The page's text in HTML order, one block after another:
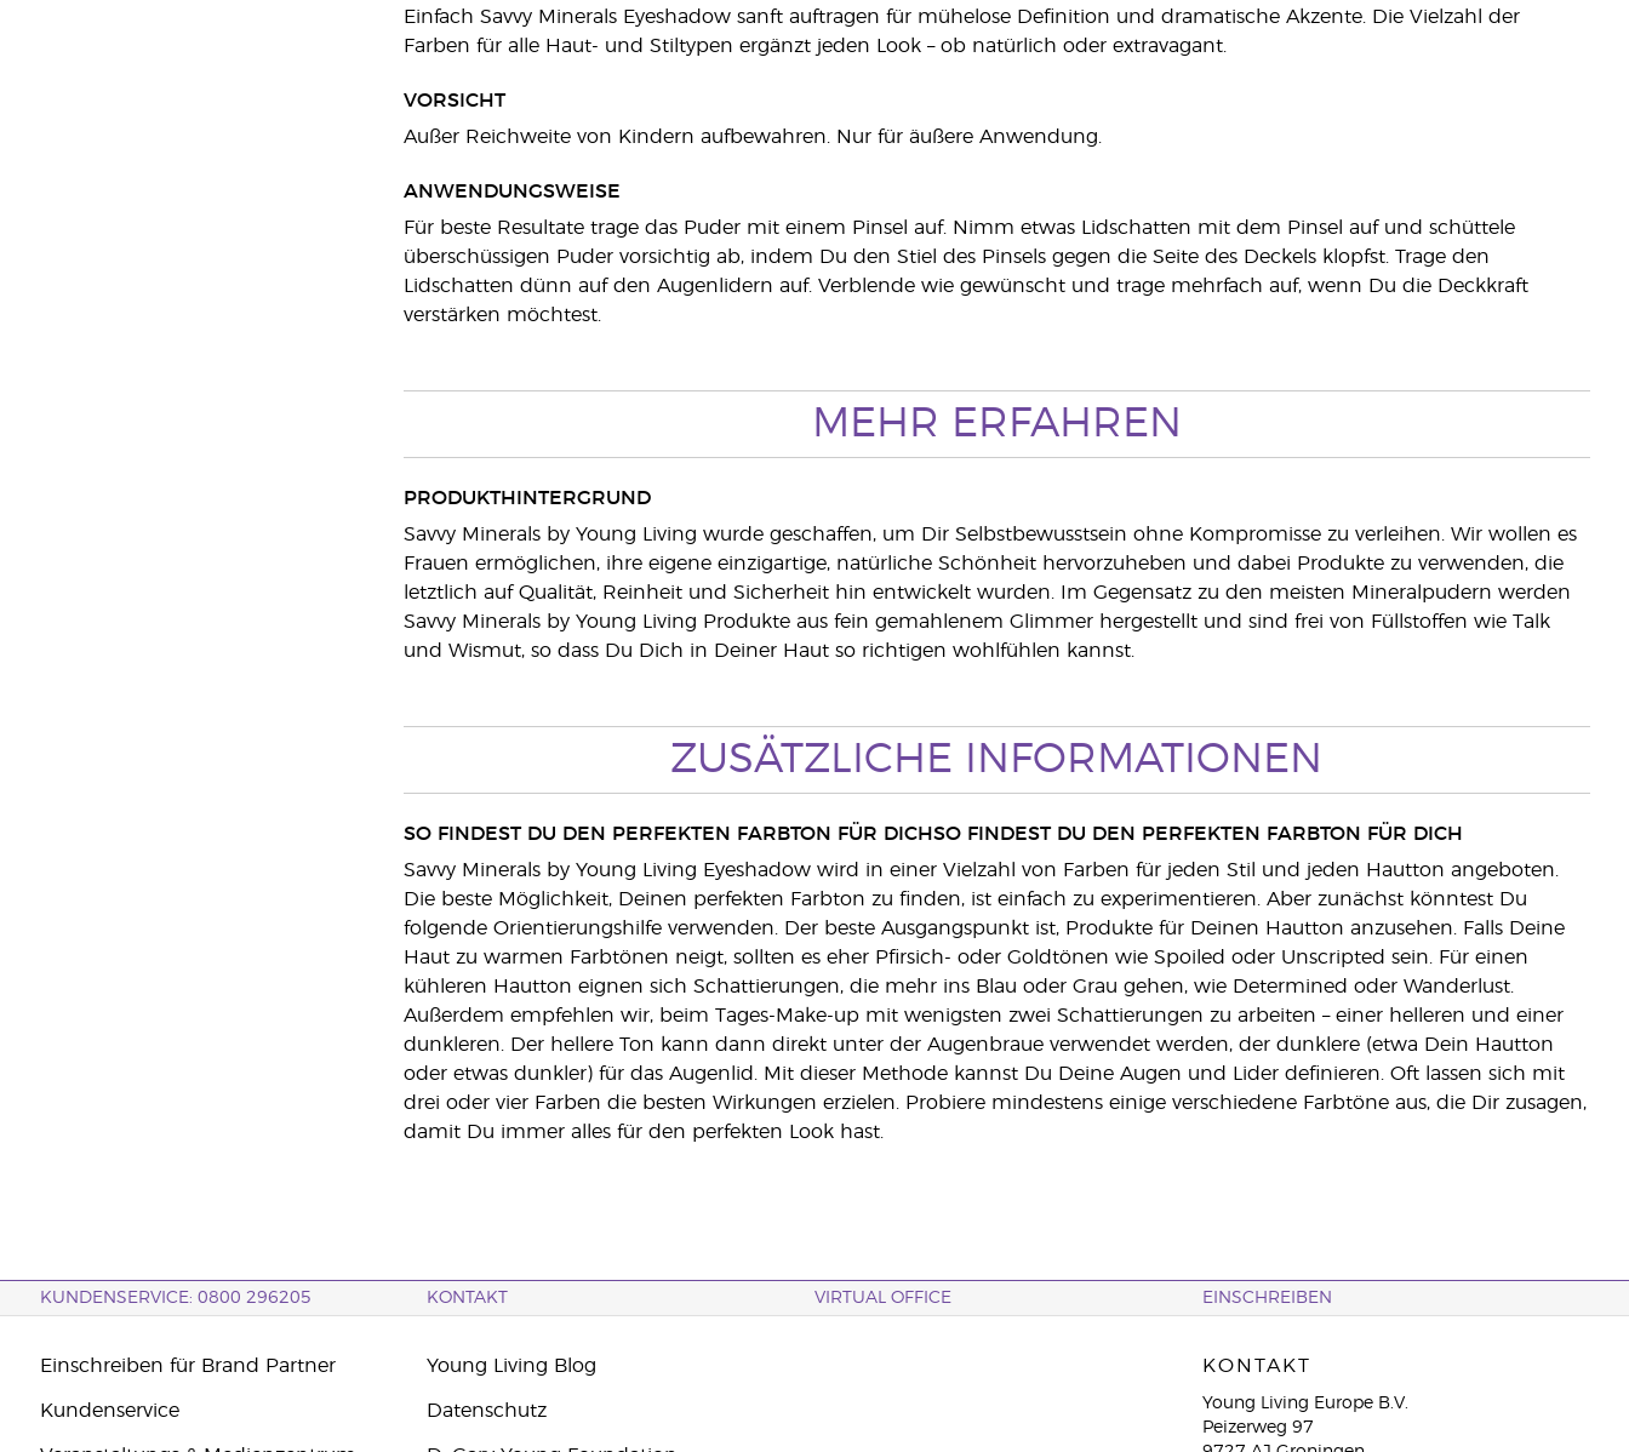
Einfach Savvy Minerals Eyeshadow sanft auftragen für mühelose Definition und dramatische Akzente. Die Vielzahl der
Farben für alle Haut- und Stiltypen ergänzt jeden Look – ob natürlich oder extravagant.
VORSICHT
Außer Reichweite von Kindern aufbewahren. Nur für äußere Anwendung.
ANWENDUNGSWEISE
Für beste Resultate trage das Puder mit einem Pinsel auf. Nimm etwas Lidschatten mit dem Pinsel auf und schüttele
überschüssigen Puder vorsichtig ab, indem Du den Stiel des Pinsels gegen die Seite des Deckels klopfst. Trage den
Lidschatten dünn auf den Augenlidern auf. Verblende wie gewünscht und trage mehrfach auf, wenn Du die Deckkraft
verstärken möchtest.
MEHR ERFAHREN
PRODUKTHINTERGRUND
Savvy Minerals by Young Living wurde geschaffen, um Dir Selbstbewusstsein ohne Kompromisse zu verleihen. Wir wollen es
Frauen ermöglichen, ihre eigene einzigartige, natürliche Schönheit hervorzuheben und dabei Produkte zu verwenden, die
letztlich auf Qualität, Reinheit und Sicherheit hin entwickelt wurden. Im Gegensatz zu den meisten Mineralpudern werden
Savvy Minerals by Young Living Produkte aus fein gemahlenem Glimmer hergestellt und sind frei von Füllstoffen wie Talk
und Wismut, so dass Du Dich in Deiner Haut so richtigen wohlfühlen kannst.
ZUSÄTZLICHE INFORMATIONEN
SO FINDEST DU DEN PERFEKTEN FARBTON FÜR DICHSO FINDEST DU DEN PERFEKTEN FARBTON FÜR DICH
Savvy Minerals by Young Living Eyeshadow wird in einer Vielzahl von Farben für jeden Stil und jeden Hautton angeboten.
Die beste Möglichkeit, Deinen perfekten Farbton zu finden, ist einfach zu experimentieren. Aber zunächst könntest Du
folgende Orientierungshilfe verwenden. Der beste Ausgangspunkt ist, Produkte für Deinen Hautton anzusehen. Falls Deine
Haut zu warmen Farbtönen neigt, sollten es eher Pfirsich- oder Goldtönen wie Spoiled oder Unscripted sein. Für einen
kühleren Hautton eignen sich Schattierungen, die mehr ins Blau oder Grau gehen, wie Determined oder Wanderlust.
Außerdem empfehlen wir, beim Tages-Make-up mit wenigsten zwei Schattierungen zu arbeiten – einer helleren und einer
dunkleren. Der hellere Ton kann dann direkt unter der Augenbraue verwendet werden, der dunklere (etwa Dein Hautton
oder etwas dunkler) für das Augenlid. Mit dieser Methode kannst Du Deine Augen und Lider definieren. Oft lassen sich mit
drei oder vier Farben die besten Wirkungen erzielen. Probiere mindestens einige verschiedene Farbtöne aus, die Dir zusagen,
damit Du immer alles für den perfekten Look hast.
KUNDENSERVICE: 0800 296205 KONTAKT VIRTUAL OFFICE EINSCHREIBEN
Einschreiben für Brand Partner
Kundenservice
Young Living Blog
Datenschutz
KONTAKT
Young Living Europe B.V.
Peizerweg 97